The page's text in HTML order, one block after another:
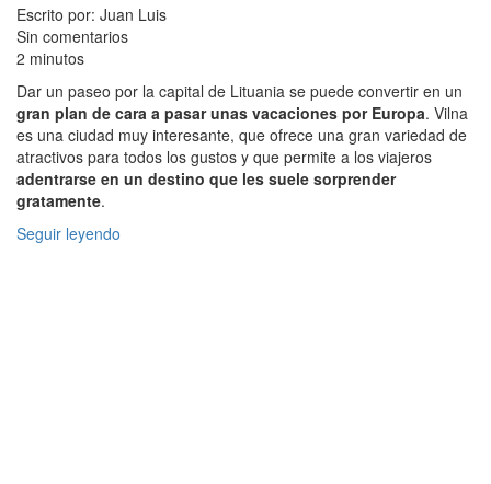
Escrito por: Juan Luis
Sin comentarios
2 minutos
Dar un paseo por la capital de Lituania se puede convertir en un
gran plan de cara a pasar unas vacaciones por Europa. Vilna
es una ciudad muy interesante, que ofrece una gran variedad de
atractivos para todos los gustos y que permite a los viajeros
adentrarse en un destino que les suele sorprender
gratamente.
Seguir leyendo